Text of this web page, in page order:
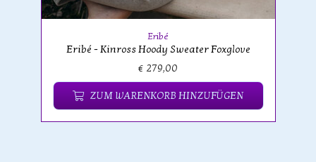
Eribé
Eribé - Kinross Hoody Sweater Foxglove
€ 279,00
ZUM WARENKORB HINZUFÜGEN